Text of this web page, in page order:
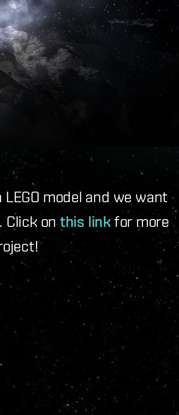
model and we want
Click onthis linkfor more